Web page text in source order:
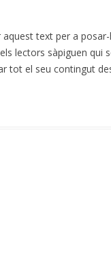
aquest text per a posar-
lectors sàpiguen qui
tot el seu contingut